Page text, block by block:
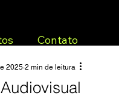
Contato
2025 2 min de leitura